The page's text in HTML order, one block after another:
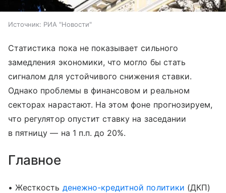
Источник: РИА "Новости"
Статистика пока не показывает сильного
замедления экономики, что могло бы стать
сигналом для устойчивого снижения ставки.
Однако проблемы в финансовом и реальном
секторах нарастают. На этом фоне прогнозируем,
что регулятор опустит ставку на заседании
в пятницу — на 1 п.п. до 20%.
Главное
• Жесткость денежно-кредитной политики (ДКП)